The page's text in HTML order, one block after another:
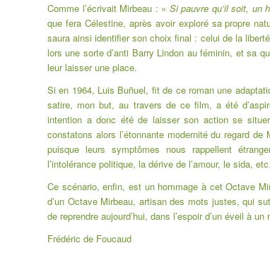
Comme l’écrivait Mirbeau : « Si pauvre qu’il soit, un
que fera Célestine, après avoir exploré sa propre
saura ainsi identifier son choix final : celui de la
lors une sorte d’anti Barry Lindon au féminin, et sa
leur laisser une place.
Si en 1964, Luis Buñuel, fit de ce roman une
satire, mon but, au travers de ce film, a été
intention a donc été de laisser son action se
constatons alors l’étonnante modernité du regard
puisque leurs symptômes nous rappellent
l’intolérance politique, la dérive de l’amour, le sida,
Ce scénario, enfin, est un hommage à cet Octave
d’un Octave Mirbeau, artisan des mots justes, qui
de reprendre aujourd’hui, dans l’espoir d’un éveil à
Frédéric de Foucaud